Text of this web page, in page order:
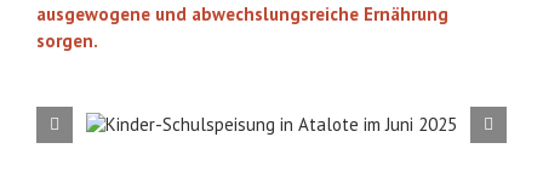
Suche
ausgewogene und abwechslungsreiche Ernährung
sorgen.